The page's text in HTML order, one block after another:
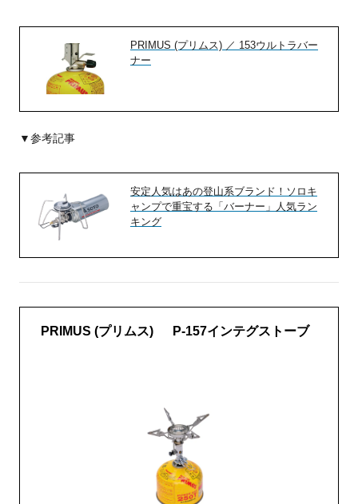
PRIMUS (プリムス) ／ 153ウルトラバー
ナー
▼参考記事
安定人気はあの登山系ブランド！ソロキ
ャンプで重宝する「バーナー」人気ラン
キング
PRIMUS (プリムス) P-157インテグストーブ